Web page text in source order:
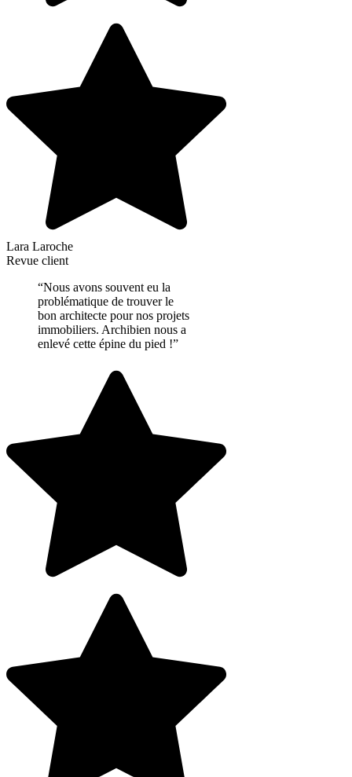
Lara Laroche
Revue client
“Nous avons souvent eu la
problématique de trouver le
bon architecte pour nos projets
immobiliers. Archibien nous a
enlevé cette épine du pied !”